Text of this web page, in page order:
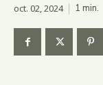
Vinării
Patrimoniu
oct. 02, 2024 1 min.